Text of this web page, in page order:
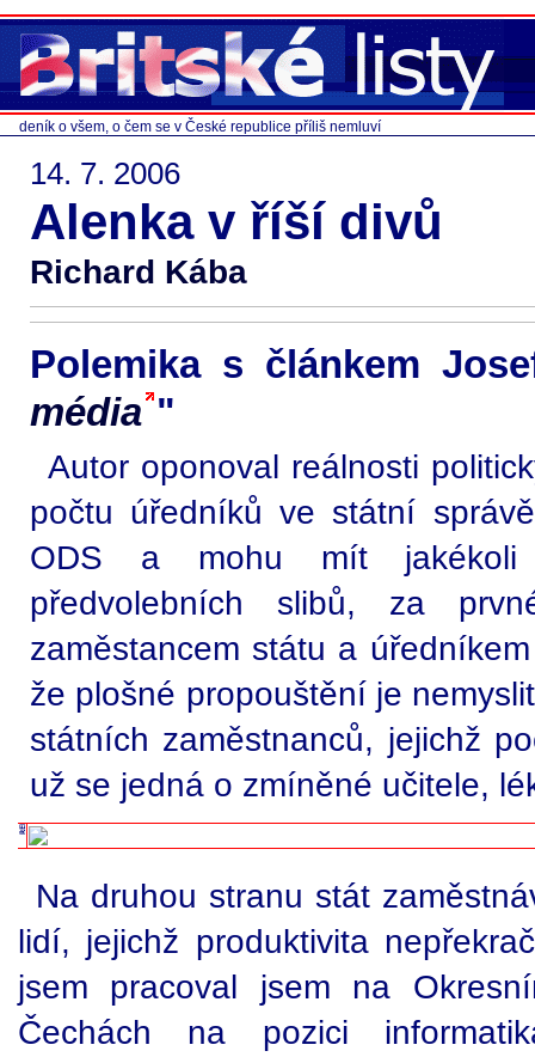
deník o všem, o čem se v České republice příliš nemluví
14. 7. 2006
Alenka v říší divů
Richard Kába
Polemika s článkem
média "
Autor oponoval reálnosti
počtu úředníků ve státní
ODS a mohu mít jakékoli
předvolebních slibů, za
zaměstancem státu a
že plošné propouštění je
státních zaměstnanců, jejichž
už se jedná o zmíněné učitele,
Na druhou stranu stát
lidí, jejichž produktivita
jsem pracoval jsem na
Čechách na pozici